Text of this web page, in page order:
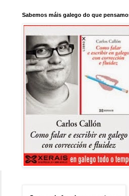
Sabemos máis galego do que